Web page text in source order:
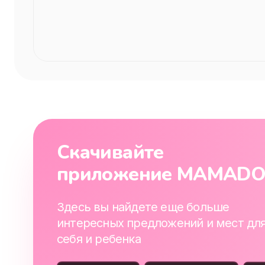
Скачивайте
приложение
Здесь вы найдете еще больше
интересных предложений и мест
себя и ребенка